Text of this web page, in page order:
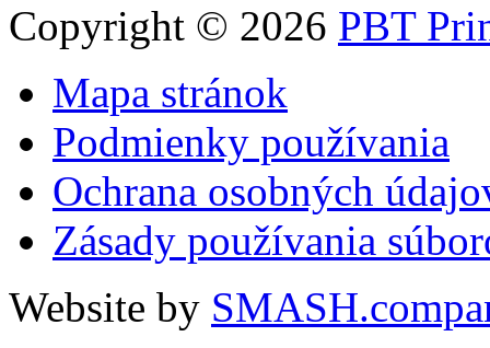
Copyright © 2026 PBT
Mapa stránok
Podmienky používania
Ochrana osobných
Zásady používania
Website by